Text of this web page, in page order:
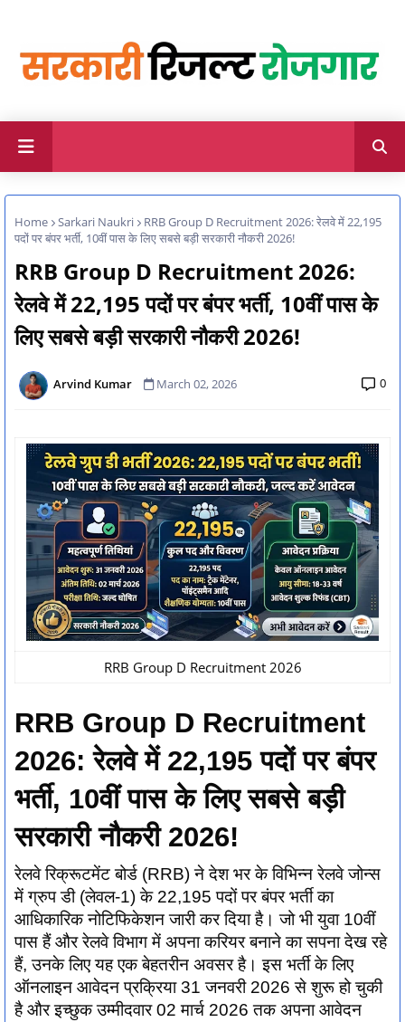
Home Sarkari Naukri
RRB Group D Recruitment 2026: रेलवे में 22,195
पदों पर बंपर भर्ती, 10वीं पास के लिए सबसे बड़ी सरकारी नौकरी 2026!
RRB Group D Recruitment 2026:
रेलवे में 22,195 पदों पर बंपर भर्ती, 10वीं पास के
लिए सबसे बड़ी सरकारी नौकरी 2026!
Arvind Kumar March 02, 2026 0
RRB Group D Recruitment 2026
RRB Group D Recruitment
2026: रेलवे में 22,195 पदों पर बंपर
भर्ती, 10वीं पास के लिए सबसे बड़ी
सरकारी नौकरी 2026!
रेलवे रिक्रूटमेंट बोर्ड (RRB) ने देश भर के विभिन्न रेलवे जोन्स
में ग्रुप डी (लेवल-1) के 22,195 पदों पर बंपर भर्ती का
आधिकारिक नोटिफिकेशन जारी कर दिया है। जो भी युवा 10वीं
पास हैं और रेलवे विभाग में अपना करियर बनाने का सपना देख रहे
हैं, उनके लिए यह एक बेहतरीन अवसर है। इस भर्ती के लिए
ऑनलाइन आवेदन प्रक्रिया 31 जनवरी 2026 से शुरू हो चुकी
है और इच्छुक उम्मीदवार 02 मार्च 2026 तक अपना आवेदन